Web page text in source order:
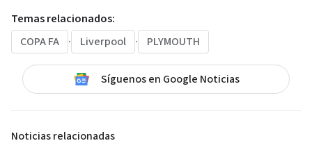
Temas relacionados:
COPA FA
· Liverpool · PLYMOUTH
Síguenos en Google Noticias
Noticias relacionadas